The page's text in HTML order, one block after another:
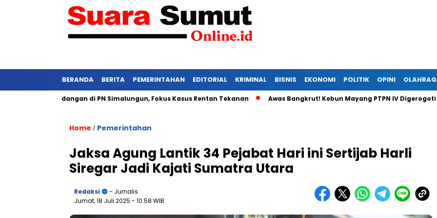
BERANDA BERITA PEMERINTAHAN EDITORIAL KRIMINAL BISNIS EKONOMI POLITIK OPINI
Persidangan di PN Simalungun, Fokus Kasus Rentan Tekanan Awas Bangkrut! Kebun Mayang PTPN IV Digerogoti
Home / Pemerintahan
Jaksa Agung Lantik 34 Pejabat Hari ini Sertijab Harli
Siregar Jadi Kajati Sumatra Utara
Redaksi
- Jurnalis
Jumat, 18 Juli 2025 - 10:58 WIB